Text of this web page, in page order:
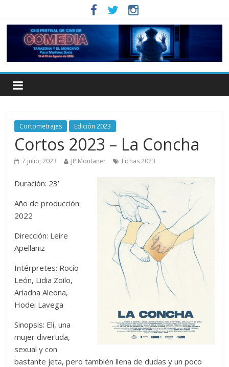
Cortometrajes Edición 2023
Cortos 2023 – La Concha
7 julio, 2023 JP Montaner Fichas 2023
Duración: 23’
Año de producción:
2022
Dirección: Leire
Apellaniz
Intérpretes: Rocío
León, Lidia Zoilo,
Ariadna Aleona,
Hodei Lavega
Sinopsis: Eli, una
mujer divertida,
sexual y con
bastante jeta, pero también llena de dudas y un poco